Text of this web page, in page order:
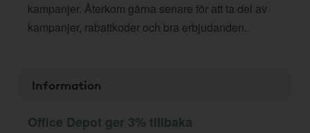
kampanjer. Återkom gärna senare för att ta del av
kampanjer, rabattkoder och bra erbjudanden.
Information
Office Depot ger 3% tillbaka